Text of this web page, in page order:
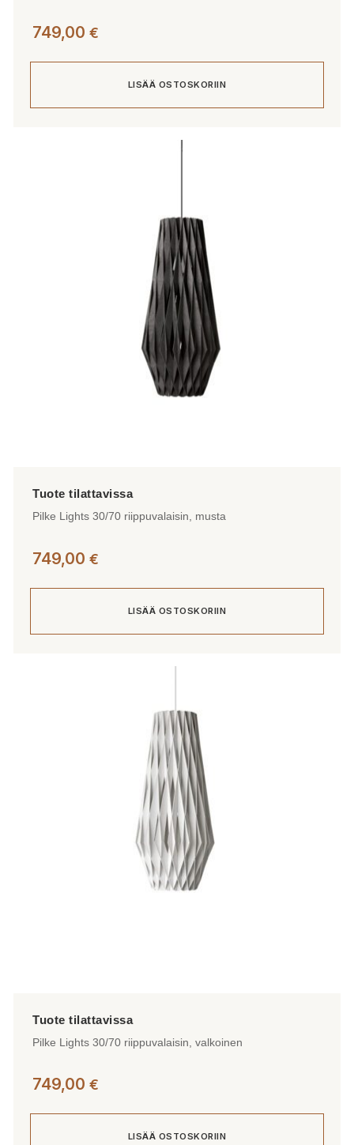
749,00 €
LISÄÄ OSTOSKORIIN
Pilke Lights 30/70 riippuvalaisin, musta
749,00 €
LISÄÄ OSTOSKORIIN
Pilke Lights 30/70 riippuvalaisin, valkoinen
749,00 €
LISÄÄ OSTOSKORIIN